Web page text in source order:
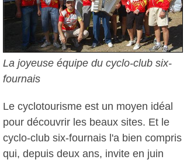
La joyeuse équipe du cyclo-club six-
fournais
Le cyclotourisme est un moyen idéal
pour découvrir les beaux sites. Et le
cyclo-club six-fournais l'a bien compris
qui, depuis deux ans, invite en juin